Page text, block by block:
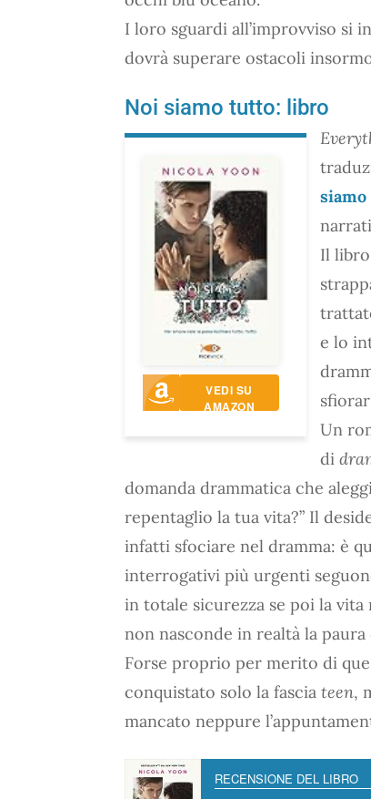
I loro sguardi all’improvviso si
dovrà superare ostacoli
Noi siamo tutto: libro
VEDI SU
AMAZON
Il
e lo
Un
di
domanda drammatica che
repentaglio la tua vita?” Il
infatti sfociare nel dramma: è
interrogativi più urgenti
in totale sicurezza se poi la
non nasconde in realtà la paura
Forse proprio per merito di
conquistato solo la fascia teen,
mancato neppure
RECENSIONE DEL LIBRO